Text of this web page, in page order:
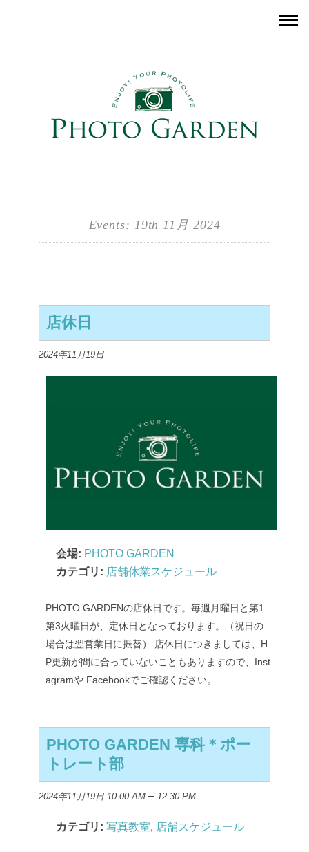
Events: 19th 11月 2024
店休日
2024年11月19日
会場: PHOTO GARDEN
カテゴリ: 店舗休業スケジュール
PHOTO GARDENの店休日です。毎週月曜日と第1.
第3火曜日が、定休日となっております。（祝日の
場合は翌営業日に振替）
店休日につきましては、H
P更新が間に合っていないこともありますので、Inst
agramや Facebookでご確認ください。
PHOTO GARDEN 専科＊ポー
トレート部
2024年11月19日 10:00 AM – 12:30 PM
カテゴリ: 写真教室, 店舗スケジュール